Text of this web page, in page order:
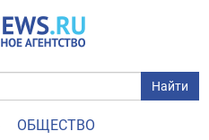
Найти
ОБЩЕСТВО